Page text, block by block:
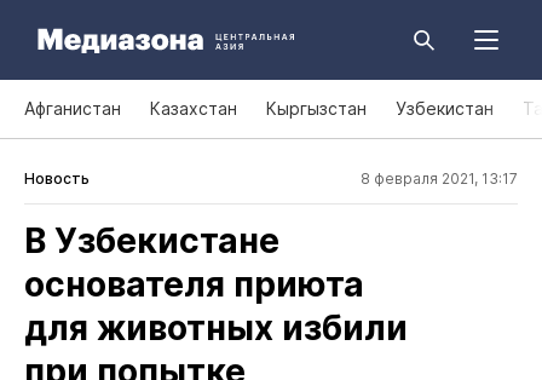
Афганистан Казахстан Кыргызстан Узбекистан
Новость 8 февраля 2021, 13:17
В Узбекистане
основателя приюта
для животных избили
при попытке